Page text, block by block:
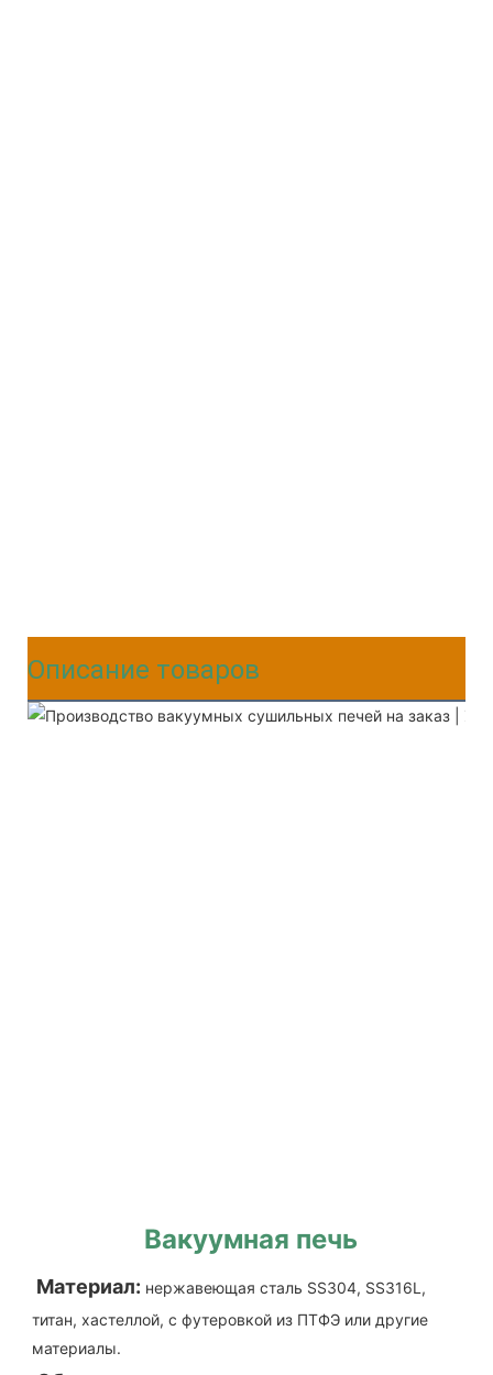
Описание товаров
Вакуумная печь
Материал: нержавеющая сталь SS304, SS316L,
титан, хастеллой, с футеровкой из ПТФЭ или другие
материалы.